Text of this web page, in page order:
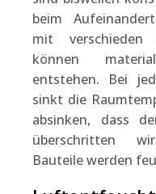
beim
mit verschieden
können
entstehen. Bei
sinkt die
absinken, dass
überschritten
Bauteile werden